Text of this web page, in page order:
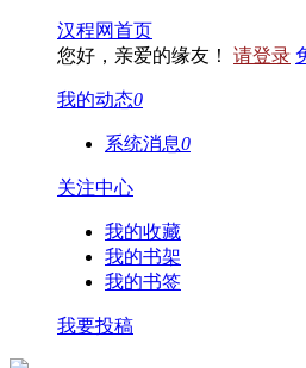
汉程网首页
您好，亲爱的缘友！ 请登录
我的动态0
系统消息0
关注中心
我的收藏
我的书架
我的书签
我要投稿